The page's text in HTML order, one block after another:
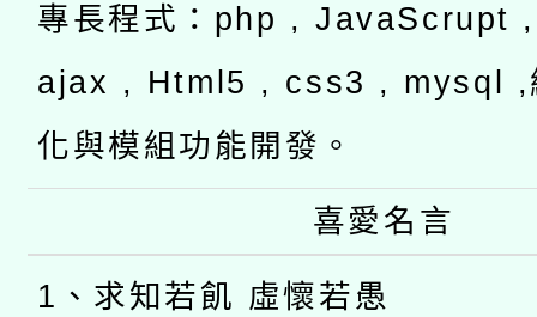
專長程式：php , JavaScrupt
ajax , Html5 , css3 , mysql ,
化與模組功能開發。
喜愛名言
1、求知若飢 虛懷若愚